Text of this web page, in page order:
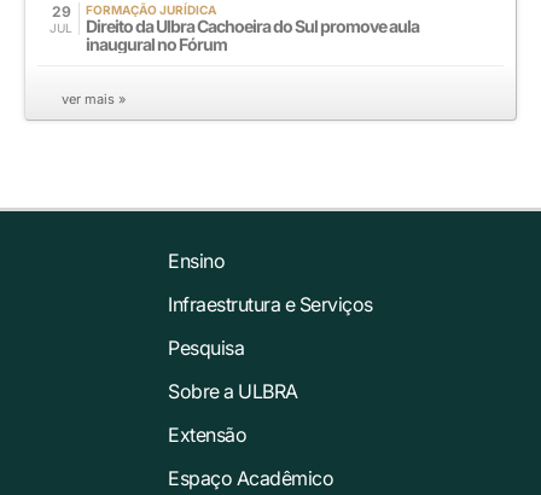
29
JUL
FORMAÇÃO JURÍDICA
Direito da Ulbra Cachoeira do Sul promove aula
inaugural no Fórum
ver mais »
Ensino
Infraestrutura e Serviços
Pesquisa
Sobre a ULBRA
Extensão
Espaço Acadêmico